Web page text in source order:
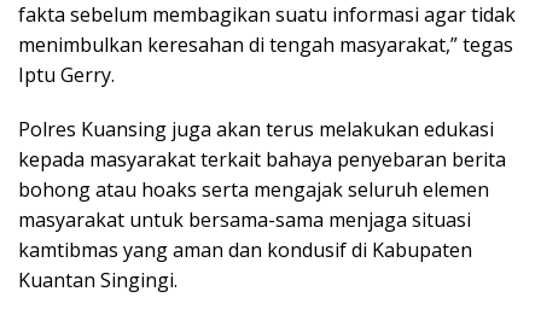
fakta sebelum membagikan suatu informasi agar tidak
menimbulkan keresahan di tengah masyarakat,” tegas
Iptu Gerry.
Polres Kuansing juga akan terus melakukan edukasi
kepada masyarakat terkait bahaya penyebaran berita
bohong atau hoaks serta mengajak seluruh elemen
masyarakat untuk bersama-sama menjaga situasi
kamtibmas yang aman dan kondusif di Kabupaten
Kuantan Singingi.